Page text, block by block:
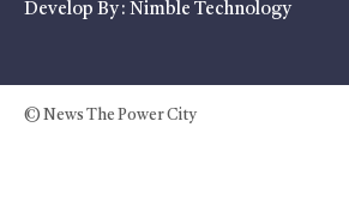
Develop By : Nimble Technology
© News The Power City